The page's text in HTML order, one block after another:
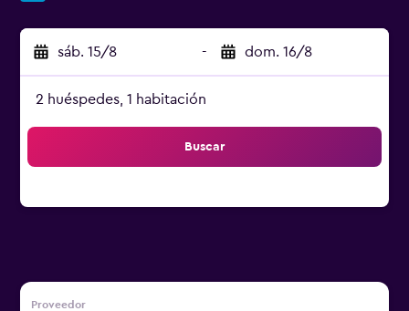
sáb. 15/8 - dom. 16/8
2 huéspedes, 1 habitación
Buscar
Proveedor